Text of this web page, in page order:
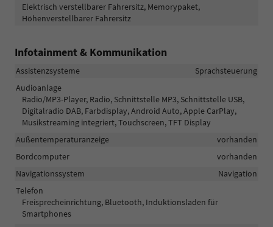
Elektrisch verstellbarer Fahrersitz, Memorypaket,
Höhenverstellbarer Fahrersitz
Infotainment & Kommunikation
Assistenzsysteme
Sprachsteuerung
Audioanlage
Radio/MP3-Player, Radio, Schnittstelle MP3, Schnittstelle USB,
Digitalradio DAB, Farbdisplay, Android Auto, Apple CarPlay,
Musikstreaming integriert, Touchscreen, TFT Display
Außentemperaturanzeige
vorhanden
Bordcomputer
vorhanden
Navigationssystem
Navigation
Telefon
Freisprecheinrichtung, Bluetooth, Induktionsladen für
Smartphones